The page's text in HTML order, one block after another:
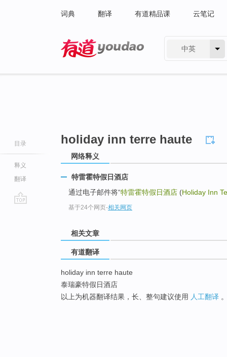
词典 翻译 有道精品课 云笔记
中英
目录
释义
翻译
holiday inn terre haute
网络释义
特雷霍特假日酒店
通过电子邮件将“特雷霍特假日酒店 (Holiday Inn
基于24个网页-相关网页
相关文章
有道翻译
holiday inn terre haute
泰瑞豪特假日酒店
以上为机器翻译结果，长、整句建议使用 人工翻译